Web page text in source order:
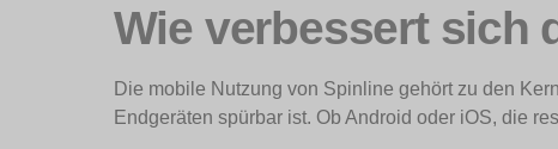
Wie verbessert sich
Die mobile Nutzung von Spinline gehört zu den
Endgeräten spürbar ist. Ob Android oder iOS, die